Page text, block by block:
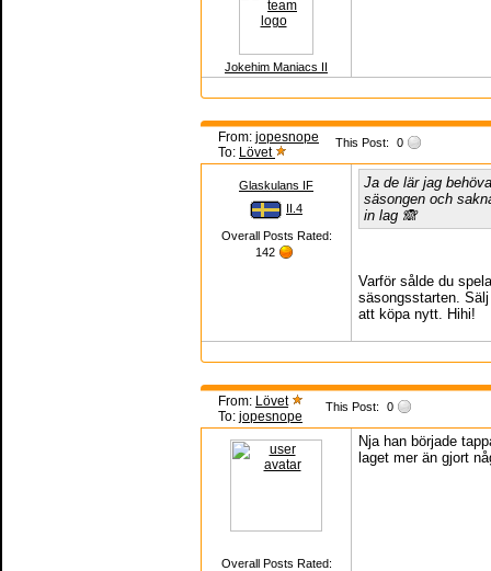
Jokehim Maniacs II
From: jopesnope
To: Lövet
This Post: 0
Glaskulans IF
II.4
Overall Posts Rated:
142
Ja de lär jag
säsongen och
in lag 🙈
Varför sålde du
säsongsstarten.
att köpa nytt. Hihi!
From: Lövet
To: jopesnope
This Post: 0
Overall Posts Rated:
Nja han började
laget mer än gjort